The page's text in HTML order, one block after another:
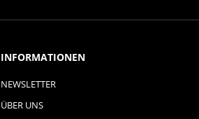
INFORMATIONEN
NEWSLETTER
ÜBER UNS